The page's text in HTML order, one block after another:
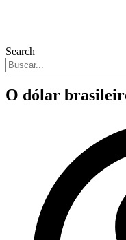
Search
O dólar